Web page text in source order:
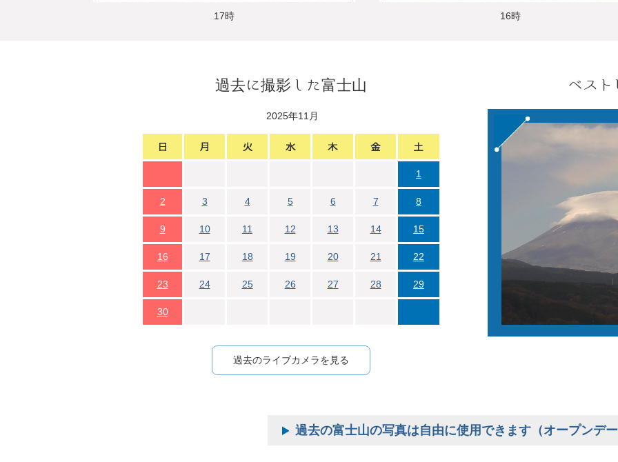
17時 16時
過去に撮影した富士山
2025年11月
1
2 3 4 5 6 7 8
9 10 11 12 13 14 15
16 17 18 19 20 21 22
23 24 25 26 27 28 29
30
過去のライブカメラを見る
ベスト
過去の富士山の写真は自由に使用できます（オープンデ